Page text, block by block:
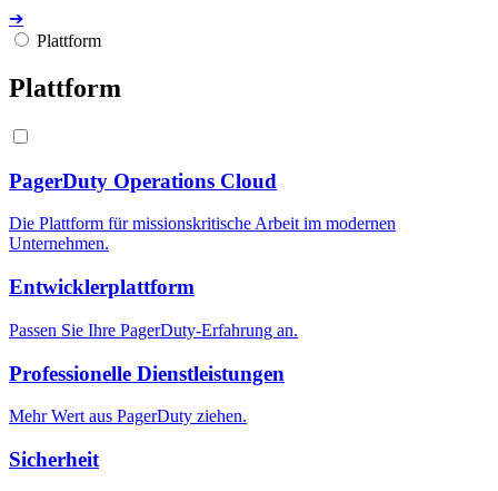
➔
Plattform
Plattform
PagerDuty Operations Cloud
Die Plattform für missionskritische Arbeit im modernen
Unternehmen.
Entwicklerplattform
Passen Sie Ihre PagerDuty-Erfahrung an.
Professionelle Dienstleistungen
Mehr Wert aus PagerDuty ziehen.
Sicherheit